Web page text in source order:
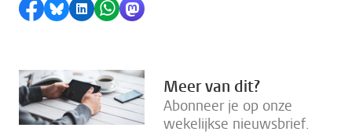
Delen op Facebook
Delen via Bluesky
Delen op LinkedIn
Delen via WhatsApp
Delen via Mastodon
Meer van dit?
Abonneer je op onze
wekelijkse nieuwsbrief.